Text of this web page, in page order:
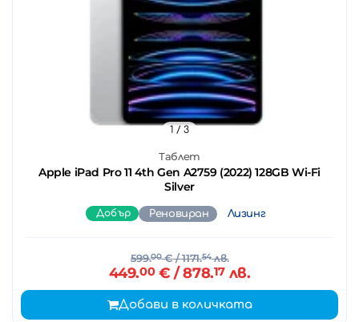
Таблет
Apple iPad Pro 11 4th Gen A2759 (2022) 128GB Wi-Fi
Silver
1 / 3
Добър Реновиран Лизинг
599.00€/ 1171.54лв.
449.00€ / 878.17лв.
Добави в количката